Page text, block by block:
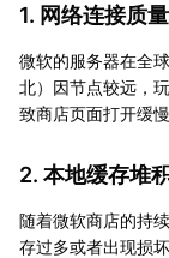
1. 网络连接质
微软的服务器在全
北）因节点较远，
致商店页面打开缓
2. 本地缓存堆
随着微软商店的持
存过多或者出现损